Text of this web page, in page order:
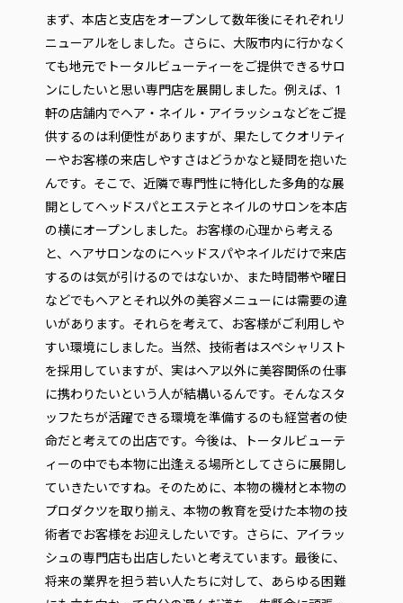
まず、本店と支店をオープンして数年後にそれぞれリ
ニューアルをしました。さらに、大阪市内に行かなく
ても地元でトータルビューティーをご提供できるサロ
ンにしたいと思い専門店を展開しました。例えば、1
軒の店舗内でヘア・ネイル・アイラッシュなどをご提
供するのは利便性がありますが、果たしてクオリティ
ーやお客様の来店しやすさはどうかなと疑問を抱いた
んです。そこで、近隣で専門性に特化した多角的な展
開としてヘッドスパとエステとネイルのサロンを本店
の横にオープンしました。お客様の心理から考える
と、ヘアサロンなのにヘッドスパやネイルだけで来店
するのは気が引けるのではないか、また時間帯や曜日
などでもヘアとそれ以外の美容メニューには需要の違
いがあります。それらを考えて、お客様がご利用しや
すい環境にしました。当然、技術者はスペシャリスト
を採用していますが、実はヘア以外に美容関係の仕事
に携わりたいという人が結構いるんです。そんなスタ
ッフたちが活躍できる環境を準備するのも経営者の使
命だと考えての出店です。今後は、トータルビューテ
ィーの中でも本物に出逢える場所としてさらに展開し
ていきたいですね。そのために、本物の機材と本物の
プロダクツを取り揃え、本物の教育を受けた本物の技
術者でお客様をお迎えしたいです。さらに、アイラッ
シュの専門店も出店したいと考えています。最後に、
将来の業界を担う若い人たちに対して、あらゆる困難